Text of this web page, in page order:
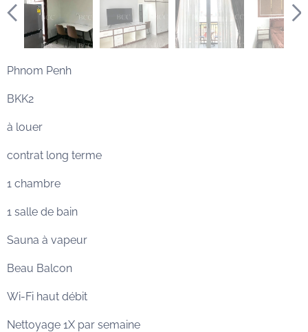
Phnom Penh
BKK2
à louer
contrat long terme
1 chambre
1 salle de bain
Sauna à vapeur
Beau Balcon
Wi-Fi haut débit
Nettoyage 1X par semaine